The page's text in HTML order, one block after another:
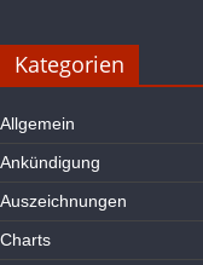
Kategorien
Allgemein
Ankündigung
Auszeichnungen
Charts